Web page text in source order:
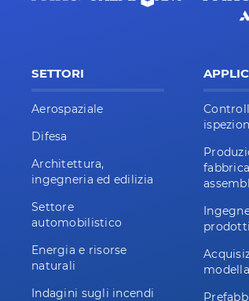
SETTORI
Aerospaziale
Difesa
Architettura,
ingegneria ed edilizia
Settore
automobilistico
Energia e risorse
naturali
Indagini sugli incendi
prodotti